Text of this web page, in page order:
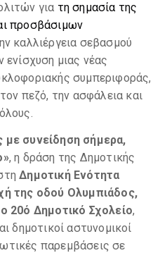
για τη σημασία της
προσβάσιμων
καλλιέργεια σεβασμού
μιας νέας
συμπεριφοράς,
πεζό, την ασφάλεια και
με συνείδηση σήμερα,
, η δράση της Δημοτικής
Δημοτική Ενότητα
της οδού Ολυμπιάδος,
20ό Δημοτικό Σχολείο,
δημοτικοί αστυνομικοί
παρεμβάσεις σε